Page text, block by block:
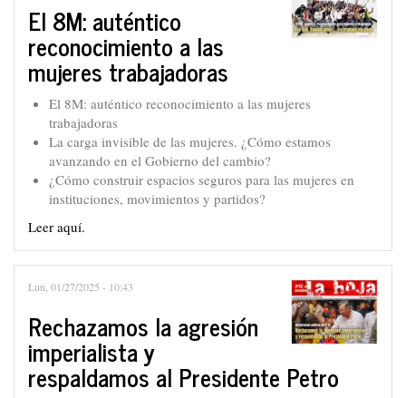
El 8M: auténtico
reconocimiento a las
mujeres trabajadoras
El 8M: auténtico reconocimiento a las mujeres
trabajadoras
La carga invisible de las mujeres. ¿Cómo estamos
avanzando en el Gobierno del cambio?
¿Cómo construir espacios seguros para las mujeres en
instituciones, movimientos y partidos?
Leer aquí.
Lun, 01/27/2025 - 10:43
Rechazamos la agresión
imperialista y
respaldamos al Presidente Petro